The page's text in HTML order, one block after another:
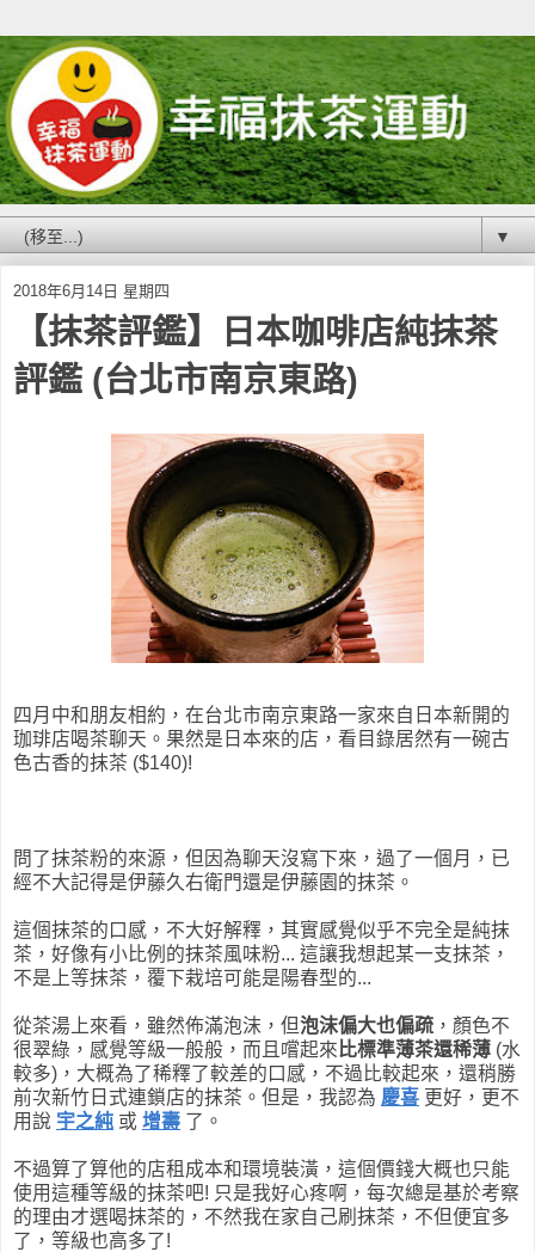
▼
2018年6月14日 星期四
【抹茶評鑑】日本咖啡店純抹茶
評鑑 (台北市南京東路)
四月中和朋友相約，在台北市南京東路一家來自日本新開的
珈琲店喝茶聊天。果然是日本來的店，看目錄居然有一碗古
色古香的抹茶 ($140)!
問了抹茶粉的來源，但因為聊天沒寫下來，過了一個月，已
經不大記得是伊藤久右衛門還是伊藤園的抹茶。
這個抹茶的口感，不大好解釋，其實感覺似乎不完全是純抹
茶，好像有小比例的抹茶風味粉... 這讓我想起某一支抹茶，
不是上等抹茶，覆下栽培可能是陽春型的...
從茶湯上來看，雖然佈滿泡沫，但泡沫偏大也偏疏 ，顏色不
很翠綠，感覺等級一般般，而且嚐起來 比標準薄茶還稀薄 (水
較多)，大概為了稀釋了較差的口感，不過比較起來，還稍勝
前次新竹日式連鎖店的抹茶。但是，我認為 慶喜 更好，更不
用說 宇之純 或 增壽 了。
不過算了算他的店租成本和環境裝潢，這個價錢大概也只能
使用這種等級的抹茶吧! 只是我好心疼啊，每次總是基於考察
的理由才選喝抹茶的，不然我在家自己刷抹茶，不但便宜多
了，等級也高多了!